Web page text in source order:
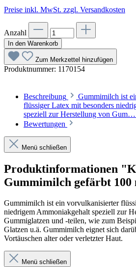
Preise inkl. MwSt. zzgl. Versandkosten
Anzahl
In den Warenkorb
Zum Merkzettel hinzufügen
Produktnummer: 1170154
Beschreibung
Gummimilch ist
flüssiger Latex mit besonders
speziell zur Herstellung von Gum…
Bewertungen
Menü schließen
Produktinformationen
Gummimilch gefärbt 100
Gummimilch ist ein vorvulkanisierter
niedrigem Ammoniakgehalt speziell zur
Gummiglatzen und -teilen, wie zum
Glatzen u.ä. Gummimilch eignet sich
Vortäuschen alter oder verletzter Haut.
Menü schließen